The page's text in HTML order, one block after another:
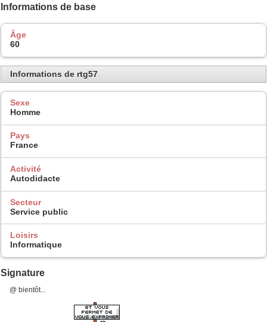
Informations de base
Âge
60
Informations de rtg57
Sexe
Homme
Pays
France
Activité
Autodidacte
Secteur
Service public
Loisirs
Informatique
Signature
@ bientôt...